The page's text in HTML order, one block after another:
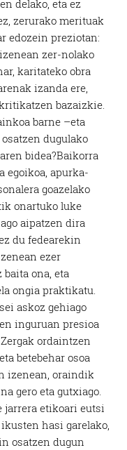
delako, eta ez
zerurako merituak
edozein preziotan:
zer-nolako
karitateko obra
izanda ere,
bazaizkie.
barne –eta
dugulako
bidea?Baikorra
egoikoa, apurka-
goazelako
onartuko luke
aipatzen dira
du fedearekin
ezer
ona, eta
ongia praktikatu.
askoz gehiago
inguruan presioa
ordaintzen
betebehar osoa
izenean, oraindik
gero eta gutxiago.
jarrera etikoari eutsi
hasi garelako,
osatzen dugun